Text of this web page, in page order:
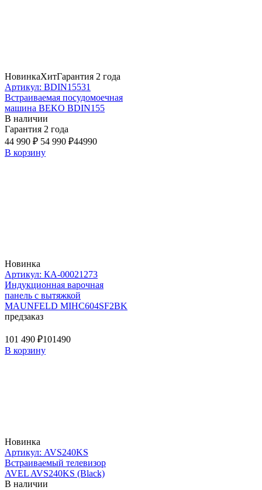
НовинкаХитГарантия 2 года
Артикул: BDIN15531
Встраиваемая посудомоечная
машина BEKO BDIN155
В наличии
Гарантия 2 года
44 990 ₽ 54 990 ₽44990
В корзину
Новинка
Артикул: КА-00021273
Индукционная варочная
панель с вытяжкой
MAUNFELD MIHC604SF2BK
предзаказ
101 490 ₽101490
В корзину
Новинка
Артикул: AVS240KS
Встраиваемый телевизор
AVEL AVS240KS (Black)
В наличии